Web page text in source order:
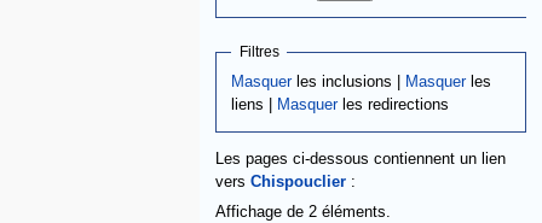
Filtres
Masquerles inclusions | Masquerles
liens |
Masquerles redirections
Les pages ci-dessous contiennent un lien
vers Chispouclier:
Affichage de 2 éléments.